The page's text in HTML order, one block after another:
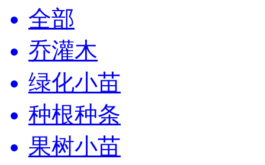
全部
乔灌木
绿化小苗
种根种条
果树小苗